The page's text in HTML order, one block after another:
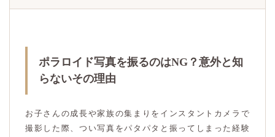
ポラロイド写真を振るのはNG？意外と知
らないその理由
お子さんの成長や家族の集まりをインスタントカメラで
撮影した際、つい写真をパタパタと振ってしまった経験